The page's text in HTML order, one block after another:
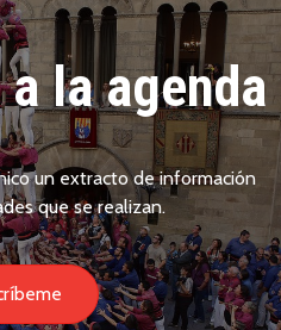
la agenda
un extracto de información
que se realizan.